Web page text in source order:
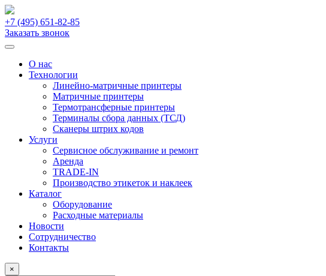
+7 (495) 651-82-85
Заказать звонок
О нас
Технологии
Линейно-матричные принтеры
Матричные принтеры
Термотрансферные принтеры
Терминалы сбора данных (ТСД)
Сканеры штрих кодов
Услуги
Сервисное обслуживание и ремонт
Аренда
TRADE-IN
Производство этикеток и наклеек
Каталог
Оборудование
Расходные материалы
Новости
Сотрудничество
Контакты
×